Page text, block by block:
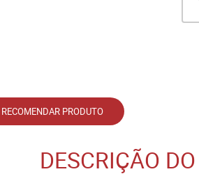
RECOMENDAR PRODUTO
DESCRIÇÃO